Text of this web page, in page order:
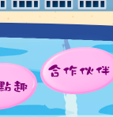
趣
合作伙伴